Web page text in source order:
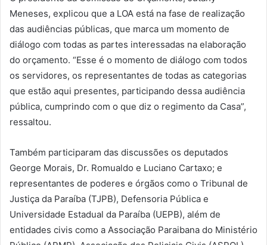
Meneses, explicou que a LOA está na fase de realização
das audiências públicas, que marca um momento de
diálogo com todas as partes interessadas na elaboração
do orçamento. “Esse é o momento de diálogo com todos
os servidores, os representantes de todas as categorias
que estão aqui presentes, participando dessa audiência
pública, cumprindo com o que diz o regimento da Casa”,
ressaltou.
Também participaram das discussões os deputados
George Morais, Dr. Romualdo e Luciano Cartaxo; e
representantes de poderes e órgãos como o Tribunal de
Justiça da Paraíba (TJPB), Defensoria Pública e
Universidade Estadual da Paraíba (UEPB), além de
entidades civis como a Associação Paraibana do Ministério